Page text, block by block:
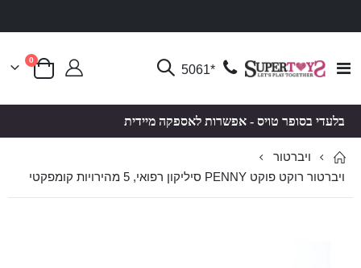
Toggle
*5061 סל קניות
0פריטים
בלעדי בסופר טויס - אפשרות לאספקה מיידית
ויברטור
ויברטור רוקט פוקט PENNY סיליקון רפואי, 5 מהירויות קומפקטי